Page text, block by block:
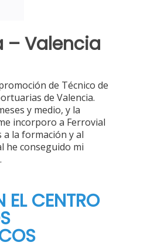
– Valencia
de Técnico de
de Valencia.
y medio, y la
incorporo a Ferrovial
a la formación y al
he conseguido mi
EL CENTRO